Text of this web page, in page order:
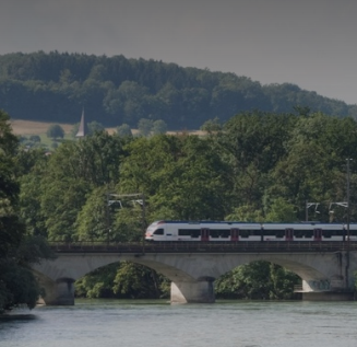
Trova progetti e organizzazioni
DE FR IT